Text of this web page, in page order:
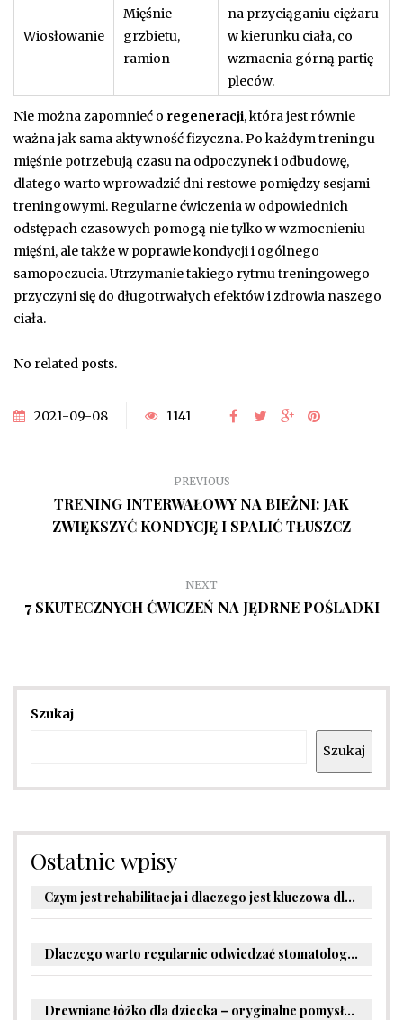
Wiosłowanie
Mięśnie
grzbietu,
ramion
na przyciąganiu ciężaru
w kierunku ciała, co
wzmacnia górną partię
pleców.
Nie można zapomnieć o regeneracji, która jest równie
ważna jak sama aktywność fizyczna. Po każdym treningu
mięśnie potrzebują czasu na odpoczynek i odbudowę,
dlatego warto wprowadzić dni restowe pomiędzy sesjami
treningowymi. Regularne ćwiczenia w odpowiednich
odstępach czasowych pomogą nie tylko w wzmocnieniu
mięśni, ale także w poprawie kondycji i ogólnego
samopoczucia. Utrzymanie takiego rytmu treningowego
przyczyni się do długotrwałych efektów i zdrowia naszego
ciała.
No related posts.
2021-09-08 1141
PREVIOUS
TRENING INTERWAŁOWY NA BIEŻNI: JAK
ZWIĘKSZYĆ KONDYCJĘ I SPALIĆ TŁUSZCZ
NEXT
7 SKUTECZNYCH ĆWICZEŃ NA JĘDRNE POŚLADKI
Szukaj
Szukaj
Ostatnie wpisy
Czym jest rehabilitacja i dlaczego jest kluczowa dla powrotu do zdrowia?
Dlaczego warto regularnie odwiedzać stomatologa?
Drewniane łóżko dla dziecka – oryginalne pomysły na aranżację pokoju malucha